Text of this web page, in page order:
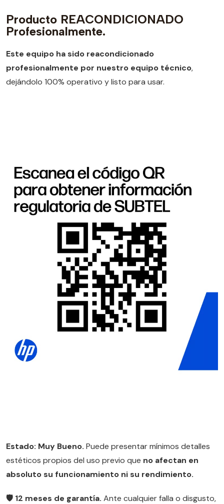
Producto REACONDICIONADO
Profesionalmente.
Este equipo ha sido reacondicionado
profesionalmente por nuestro equipo técnico,
dejándolo 100% operativo y listo para usar.
Estado: Muy Bueno. Puede presentar mínimos detalles
estéticos propios del uso previo que no afectan en
absoluto su funcionamiento ni su rendimiento.
🛡️ 12 meses de garantía. Ante cualquier falla o disgusto,